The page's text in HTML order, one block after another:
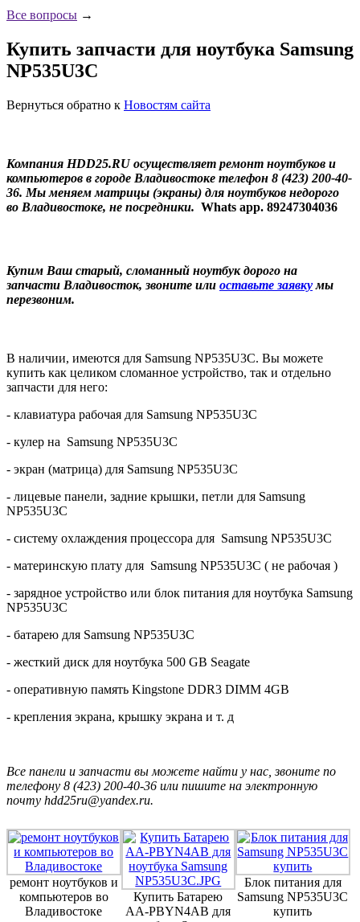
Все вопросы →
Купить запчасти для ноутбука Samsung
NP535U3C
Вернуться обратно к Новостям сайта
Компания HDD25.RU осуществляет ремонт ноутбуков и
компьютеров в городе Владивостоке телефон 8 (423) 200-40-
36. Мы меняем матрицы (экраны) для ноутбуков недорого
во Владивостоке, не посредники. Whats app. 89247304036
Купим Ваш старый, сломанный ноутбук дорого на
запчасти Владивосток, звоните или оставьте заявкумы
перезвоним.
В наличии, имеются для Samsung NP535U3C. Вы можете
купить как целиком сломанное устройство, так и отдельно
запчасти для него:
- клавиатура рабочая для Samsung NP535U3C
- кулер на Samsung NP535U3C
- экран (матрица) для Samsung NP535U3C
- лицевые панели, задние крышки, петли для Samsung
NP535U3C
- систему охлаждения процессора для Samsung NP535U3C
- материнскую плату для Samsung NP535U3C ( не рабочая )
- зарядное устройство или блок питания для ноутбука Samsung
NP535U3C
- батарею для Samsung NP535U3C
- жесткий диск для ноутбука 500 GB Seagate
- оперативную память Kingstone DDR3 DIMM 4GB
- крепления экрана, крышку экрана и т. д
Все панели и запчасти вы можете найти у нас, звоните по
телефону 8 (423) 200-40-36 или пишите на электронную
почту hdd25ru@yandex.ru.
ремонт ноутбуков и
компьютеров во
Владивостоке
Купить Батарею
AA-PBYN4AB для
Блок питания для
Samsung NP535U3C
купить